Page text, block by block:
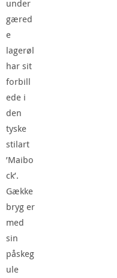
under
gæred
e
lagerøl
har sit
forbill
ede i
den
tyske
stilart
’Maibo
ck’.
Gække
bryg er
med
sin
påskeg
ule